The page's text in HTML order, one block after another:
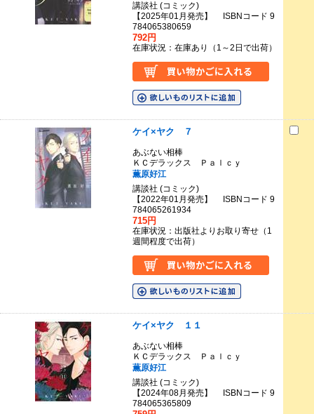
講談社 (コミック)
【2025年01月発売】 ISBNコード 9
784065380659
792円
在庫状況：在庫あり（1～2日で出荷）
ケイ×ヤク ７
あぶない相棒
ＫＣデラックス Ｐａｌｃｙ
薫原好江
講談社 (コミック)
【2022年01月発売】 ISBNコード 9
784065261934
715円
在庫状況：出版社よりお取り寄せ（1
週間程度で出荷）
ケイ×ヤク １１
あぶない相棒
ＫＣデラックス Ｐａｌｃｙ
薫原好江
講談社 (コミック)
【2024年08月発売】 ISBNコード 9
784065365809